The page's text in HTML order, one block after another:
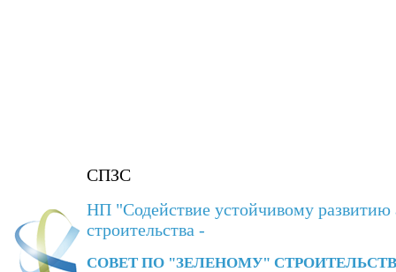
СПЗС
НП "Содействие устойчивому развитию
строительства -
СОВЕТ ПО "ЗЕЛЕНОМУ"